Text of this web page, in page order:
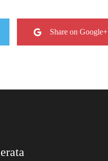
Share on Google+